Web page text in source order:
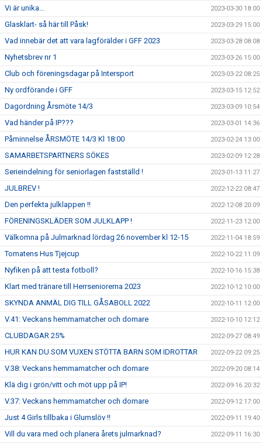
Vi är unika... 2023-03-30 18:00
Glasklart- så här till Påsk! 2023-03-29 15:00
Vad innebär det att vara lagförälder i GFF 2023 2023-03-28 08:08
Nyhetsbrev nr 1 2023-03-26 15:00
Club och föreningsdagar på Intersport 2023-03-22 08:25
Ny ordförande i GFF 2023-03-15 12:52
Dagordning Årsmöte 14/3 2023-03-09 10:54
Vad händer på IP??? 2023-03-01 14:36
Påminnelse ÅRSMÖTE 14/3 Kl 18:00 2023-02-24 13:00
SAMARBETSPARTNERS SÖKES 2023-02-09 12:28
Serieindelning för seniorlagen fastställd ! 2023-01-13 11:27
JULBREV ! 2022-12-22 08:47
Den perfekta julklappen !! 2022-12-08 20:09
FÖRENINGSKLÄDER SOM JULKLAPP ! 2022-11-23 12:00
Välkomna på Julmarknad lördag 26 november kl 12-15 2022-11-04 18:59
Tomatens Hus Tjejcup 2022-10-22 11:09
Nyfiken på att testa fotboll? 2022-10-16 15:38
Klart med tränare till Herrseniorerna 2023 2022-10-12 10:00
SKYNDA ANMÄL DIG TILL GÅSABOLL 2022 2022-10-11 12:00
V.41: Veckans hemmamatcher och domare 2022-10-10 12:12
CLUBDAGAR 25% 2022-09-27 08:49
HUR KAN DU SOM VUXEN STÖTTA BARN SOM IDROTTAR 2022-09-22 09:25
V.38: Veckans hemmamatcher och domare 2022-09-20 08:14
Klä dig i grön/vitt och möt upp på IP! 2022-09-16 20:32
V.37: Veckans hemmamatcher och domare 2022-09-12 17:00
Just 4 Girls tillbaka i Glumslöv !! 2022-09-11 19:40
Vill du vara med och planera årets julmarknad? 2022-09-11 16:30